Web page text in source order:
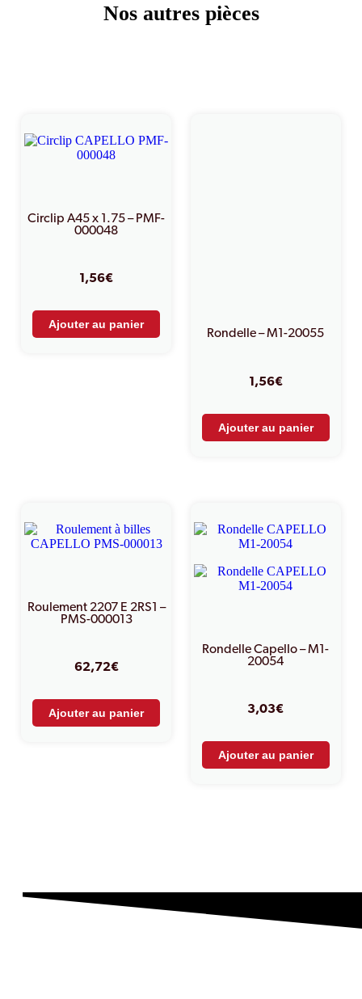
Nos autres pièces
Circlip A45 x 1.75 – PMF-
000048
1,56€
Ajouter au panier
Rondelle – M1-20055
1,56€
Ajouter au panier
Roulement 2207 E 2RS1 –
PMS-000013
62,72€
Ajouter au panier
Rondelle Capello – M1-
20054
3,03€
Ajouter au panier